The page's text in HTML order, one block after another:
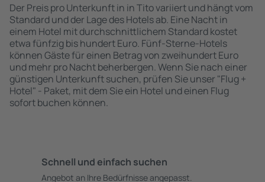
Der Preis pro Unterkunft in in Tito variiert und hängt vom
Standard und der Lage des Hotels ab. Eine Nacht in
einem Hotel mit durchschnittlichem Standard kostet
etwa fünfzig bis hundert Euro. Fünf-Sterne-Hotels
können Gäste für einen Betrag von zweihundert Euro
und mehr pro Nacht beherbergen. Wenn Sie nach einer
günstigen Unterkunft suchen, prüfen Sie unser "Flug +
Hotel" - Paket, mit dem Sie ein Hotel und einen Flug
sofort buchen können.
Schnell und einfach suchen
Angebot an Ihre Bedürfnisse angepasst.